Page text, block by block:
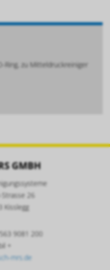
Ring, zu Mitteldruckreiniger
GMBH
Strasse 26
Kisslegg
9081 200
+
mrs.de